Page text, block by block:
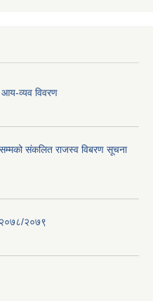
आय-व्यव विवरण
संकलित राजस्व विबरण सूचना
२०७९